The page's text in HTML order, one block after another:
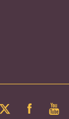
TWITTERFACEBOOK